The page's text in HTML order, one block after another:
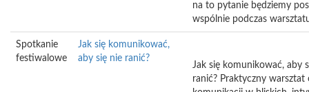
na to pytanie będziemy
wspólnie podczas
Spotkanie
festiwalowe
Jak się komunikować,
aby się nie ranić?
Jak się komunikować, aby
ranić? Praktyczny warsztat